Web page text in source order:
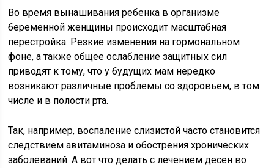
Во время вынашивания ребенка в организме
беременной женщины происходит масштабная
перестройка. Резкие изменения на гормональном
фоне, а также общее ослабление защитных сил
приводят к тому, что у будущих мам нередко
возникают различные проблемы со здоровьем, в том
числе и в полости рта.
Так, например, воспаление слизистой часто становится
следствием авитаминоза и обострения хронических
заболеваний. А вот что делать с лечением десен во